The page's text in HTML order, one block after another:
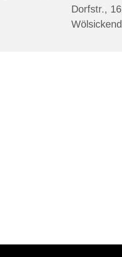
Dorfstr.,